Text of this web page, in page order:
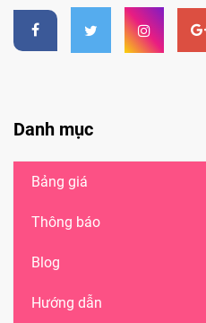
Danh mục
Bảng giá
Thông báo
Blog
Hướng dẫn